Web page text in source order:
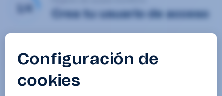
1/4 Crea tu usuario de acceso
Contraseña